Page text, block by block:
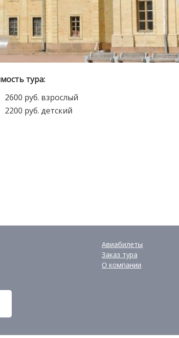
тура:
2600 руб. взрослый
2200 руб. детский
Авиабилеты
Заказ тура
О компании